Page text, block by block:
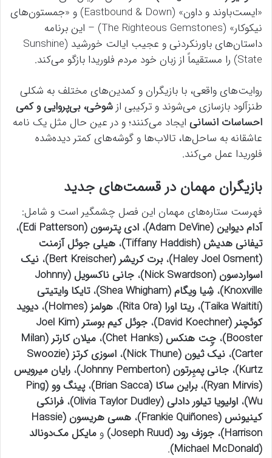
«ایست‌باوند و داون» (Eastbound & Down) و «جمستون‌های
نیکوکار» (The Righteous Gemstones) – این برنامه
داستان‌های باورنکردنی و عجیب ایالت خورشید (Sunshine
State) را مستقیماً از زبان خود مردم فلوریدا بازگو می‌کند.
روایت‌های واقعی، با بازیگران و کمدین‌های مختلف به شکلی
طنزآلود بازسازی می‌شوند و ترکیبی ازشوخی، بی‌پروایی و کمی
احساسات انسانی ایجاد می‌کنند؛ و در عین حال مثل یک نامه
عاشقانه به ساحل‌ها، تالاب‌ها و گوشه‌های کمتر دیده‌شده
فلوریدا عمل می‌کند.
بازیگران مهمان در قسمت‌های جدید
فهرست ستاره‌های مهمان این فصل چشمگیر است و شامل:
آدام دیواین (Adam DeVine)
، ادی پترسون (Edi Patterson)
،
تیفانی هدیش (Tiffany Haddish)
، هیلی جوئل آزمنت
(Haley Joel Osment)
،برت کریشر (Bert Kreischer) ، نیک
اسواردسون (Nick Swardson)
،
جانی ناکسویل (Johnny
Knoxville) ، شِیا ویگام (Shea Whigham) ،تایکا وایتیتی
(Taika Waititi)
، ریتا اورا (Rita Ora) ، هولمز (Holmes) ،دیوید
کوئچنر (David Koechner)
،
جوئل کیم بوستر (Joel Kim
Booster) ، چِت هنکس (Chet Hanks) ،
میلان کارتر (Milan
Carter) ، نیک ثیون (Nick Thune) ،
اسوزی کرتز (Swoozie
Kurtz) ، جانی پمبِرتون (Johnny Pemberton) ، رایان میر­ویس
(Ryan Mirvis)
،براین ساکا (Brian Sacca) ،
پینگ وو (Ping
Wu) ، اولیویا تیلور دادلی (Olivia Taylor Dudley) ، فرانکی
کینیونس (Frankie Quiñones)
،
هسی هریسون (Hassie
Harrison) ، جوزف رود (Joseph Ruud) و مایکل مک‌دونالد
(Michael McDonald)
.